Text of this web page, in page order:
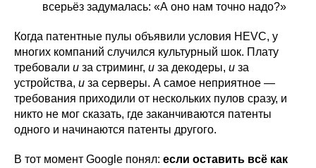
всерьёз задумалась: «А оно нам точно надо?»
Когда патентные пулы объявили условия HEVC, у
многих компаний случился культурный шок. Плату
требовали и за стриминг, и за декодеры, и за
устройства, и за серверы. А самое неприятное —
требования приходили от нескольких пулов сразу, и
никто не мог сказать, где заканчиваются патенты
одного и начинаются патенты другого.
В тот момент Google понял: если оставить всё как